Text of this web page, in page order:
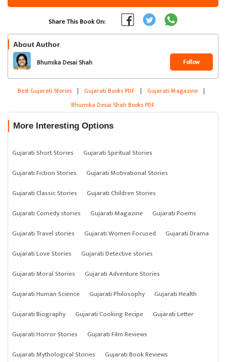
Share This Book On:
About Author
Bhumika Desai Shah Follow
Best Gujarati Stories | Gujarati Books PDF | Gujarati Magazine |
Bhumika Desai Shah Books PDF
More Interesting Options
Gujarati Short Stories
Gujarati Spiritual Stories
Gujarati Fiction Stories
Gujarati Motivational Stories
Gujarati Classic Stories
Gujarati Children Stories
Gujarati Comedy stories
Gujarati Magazine
Gujarati Poems
Gujarati Travel stories
Gujarati Women Focused
Gujarati Drama
Gujarati Love Stories
Gujarati Detective stories
Gujarati Moral Stories
Gujarati Adventure Stories
Gujarati Human Science
Gujarati Philosophy
Gujarati Health
Gujarati Biography
Gujarati Cooking Recipe
Gujarati Letter
Gujarati Horror Stories
Gujarati Film Reviews
Gujarati Mythological Stories
Gujarati Book Reviews